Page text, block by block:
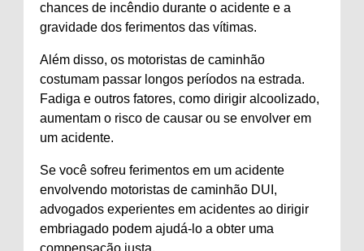
chances de incêndio durante o acidente e a
gravidade dos ferimentos das vítimas.
Além disso, os motoristas de caminhão
costumam passar longos períodos na estrada.
Fadiga e outros fatores, como dirigir alcoolizado,
aumentam o risco de causar ou se envolver em
um acidente.
Se você sofreu ferimentos em um acidente
envolvendo motoristas de caminhão DUI,
advogados experientes em acidentes ao dirigir
embriagado podem ajudá-lo a obter uma
compensação justa.